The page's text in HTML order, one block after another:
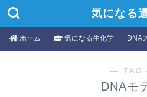
気になる
ホーム 気になる生化学 DNA
― TAG
DNAモ